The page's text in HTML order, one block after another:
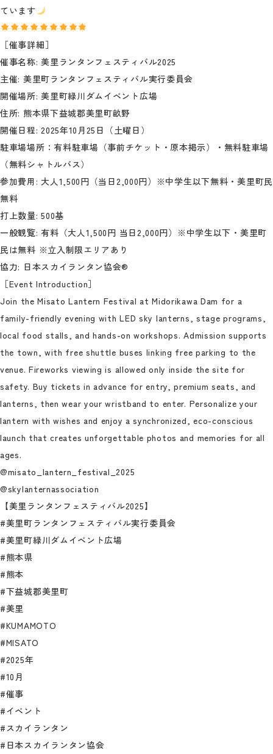
ています
［催事詳細］
催事名称: 美里ランタンフェスティバル2025
主催: 美里町ランタンフェスティバル実行委員会
開催場所: 美里町緑川ダムイベント広場
住所: 熊本県下益城郡美里町畝野
開催日程: 2025年10月25日（土曜日）
駐車場場所：有料駐車場（事前チケット・原本掲示）・無料駐車場
（無料シャトルバス）
参加費用: 大人1,500円（当日2,000円）※中学生以下無料・美里町民
無料
打上数量: 500基
一般観覧: 有料（大人1,500円 当日2,000円）※中学生以下・美里町
民は無料 ※立入制限エリアあり
協力: 日本スカイランタン協会®
［Event Introduction］
Join the Misato Lantern Festival at Midorikawa Dam for a
family-friendly evening with LED sky lanterns, stage programs,
local food stalls, and hands-on workshops. Admission supports
the town, with free shuttle buses linking free parking to the
venue. Fireworks viewing is allowed only inside the site for
safety. Buy tickets in advance for entry, premium seats, and
lanterns, then wear your wristband to enter. Personalize your
lantern with wishes and enjoy a synchronized, eco-conscious
launch that creates unforgettable photos and memories for all
ages.
@misato_lantern_festival_2025
@skylanternassociation
【美里ランタンフェスティバル2025】
#美里町ランタンフェスティバル実行委員会
#美里町緑川ダムイベント広場
#熊本県
#熊本
#下益城郡美里町
#美里
#KUMAMOTO
#MISATO
#2025年
#10月
#催事
#イベント
#スカイランタン
#日本スカイランタン協会